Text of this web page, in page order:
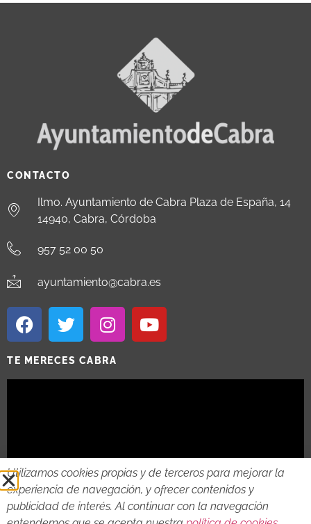
CONTACTO
Ilmo. Ayuntamiento de Cabra Plaza de España, 14
14940, Cabra, Córdoba
957 52 00 50
ayuntamiento@cabra.es
TE MERECES CABRA
Utilizamos cookies propias y de terceros para mejorar la
experiencia de navegación, y ofrecer contenidos y
publicidad de interés. Al continuar con la navegación